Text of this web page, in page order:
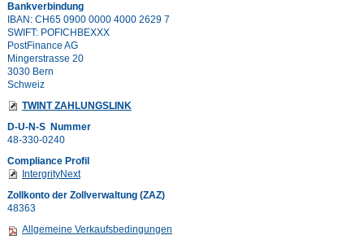
Bankverbindung
IBAN: CH65 0900 0000 4000 2629 7
SWIFT: POFICHBEXXX
PostFinance AG
Mingerstrasse 20
3030 Bern
Schweiz
TWINT ZAHLUNGSLINK
D-U-N-S Nummer
48-330-0240
Compliance Profil
IntergrityNext
Zollkonto der Zollverwaltung (ZAZ)
48363
Allgemeine Verkaufsbedingungen